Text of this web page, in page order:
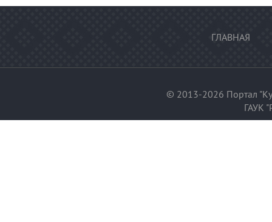
ГЛАВНАЯ
© 2013-2026 Портал
ГАУК